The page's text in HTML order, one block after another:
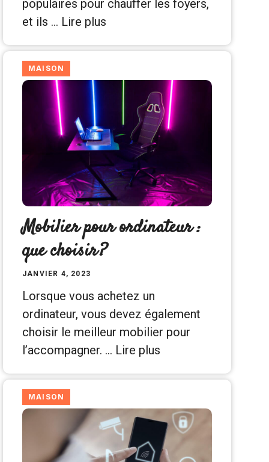
populaires pour chauffer les foyers,
et ils … Lire plus
MAISON
Mobilier pour ordinateur :
que choisir ?
JANVIER 4, 2023
Lorsque vous achetez un
ordinateur, vous devez également
choisir le meilleur mobilier pour
l’accompagner. … Lire plus
MAISON